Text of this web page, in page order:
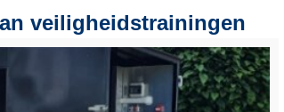
veiligheidstrainingen